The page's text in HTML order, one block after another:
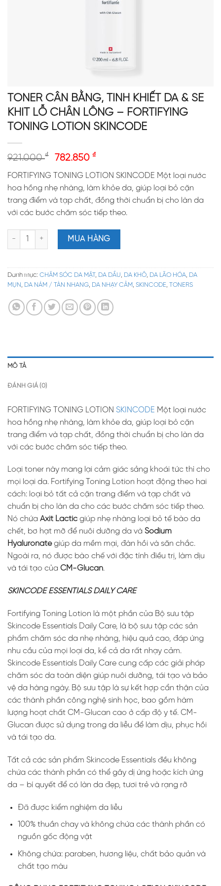
TONER CÂN BẰNG, TINH KHIẾT DA & SE
KHÍT LỖ CHÂN LÔNG – FORTIFYING
TONING LOTION SKINCODE
921.000₫ 782.850 ₫
FORTIFYING TONING LOTION SKINCODE Một loại nước
hoa hồng nhẹ nhàng, làm khỏe da, giúp loại bỏ cặn
trang điểm và tạp chất, đồng thời chuẩn bị cho làn da
với các bước chăm sóc tiếp theo.
TONER CÂN BẰNG, TINH KHIẾT DA & SE KHÍT LỖ CHÂN LÔNG
MUA HÀNG
Danh mục: CHĂM SÓC DA MẶT, DA DẦU, DA KHÔ, DA LÃO HÓA, DA
MỤN , DA NÁM / TÀN NHANG, DA NHẠY CẢM, SKINCODE, TONERS
MÔ TẢ
ĐÁNH GIÁ (0)
FORTIFYING TONING LOTION SKINCODE Một loại nước
hoa hồng nhẹ nhàng, làm khỏe da, giúp loại bỏ cặn
trang điểm và tạp chất, đồng thời chuẩn bị cho làn da
với các bước chăm sóc tiếp theo.
Loại toner này mang lại cảm giác sảng khoái tức thì cho
mọi loại da. Fortifying Toning Lotion hoạt động theo hai
cách: loại bỏ tất cả cặn trang điểm và tạp chất và
chuẩn bị cho làn da cho các bước chăm sóc tiếp theo.
Nó chứa Axit Lactic giúp nhẹ nhàng loại bỏ tế bào da
chết, bơ hạt mỡ để nuôi dưỡng da và Sodium
Hyaluronategiúp da mềm mại, đàn hồi và săn chắc.
Ngoài ra, nó được bào chế với đặc tính điều trị, làm dịu
và tái tạo của CM-Glucan.
SKINCODE ESSENTIALS DAILY CARE
Fortifying Toning Lotion là một phần của Bộ sưu tập
Skincode Essentials Daily Care, là bộ sưu tập các sản
phẩm chăm sóc da nhẹ nhàng, hiệu quả cao, đáp ứng
nhu cầu của mọi loại da, kể cả da rất nhạy cảm.
Skincode Essentials Daily Care cung cấp các giải pháp
chăm sóc da toàn diện giúp nuôi dưỡng, tái tạo và bảo
vệ da hàng ngày. Bộ sưu tập là sự kết hợp cẩn thận của
các thành phần công nghệ sinh học, bao gồm hàm
lượng hoạt chất CM-Glucan cao ở cấp độ y tế. CM-
Glucan được sử dụng trong da liễu để làm dịu, phục hồi
và tái tạo da.
Tất cả các sản phẩm Skincode Essentials đều không
chứa các thành phần có thể gây dị ứng hoặc kích ứng
da – bí quyết để có làn da đẹp, tươi trẻ và rạng rỡ
Đã được kiểm nghiệm da liễu
100% thuần chay và không chứa các thành phần có
nguồn gốc động vật
Không chứa: paraben, hương liệu, chất bảo quản và
chất tạo màu